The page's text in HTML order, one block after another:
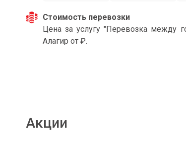
Стоимость перевозки
Цена за услугу "Перевозка между
Алагир от ₽.
Акции